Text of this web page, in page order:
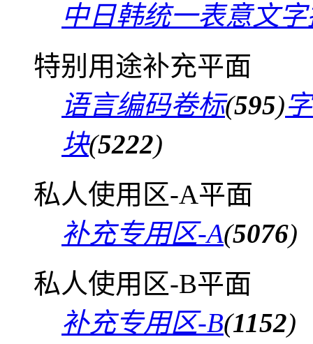
中日韩统一表意文
特别用途补充平面
语言编码卷标(595)
块(5222)
私人使用区-A平面
补充专用区-A(5076)
私人使用区-B平面
补充专用区-B(1152)